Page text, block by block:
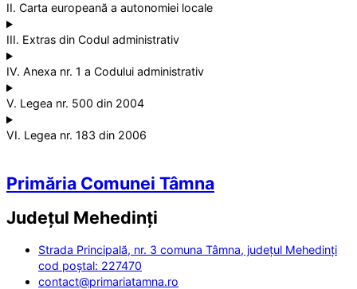
II. Carta europeană a autonomiei locale
III. Extras din Codul administrativ
IV. Anexa nr. 1 a Codului administrativ
V. Legea nr. 500 din 2004
VI. Legea nr. 183 din 2006
Primăria Comunei Tâmna
Județul Mehedinți
Strada Principală, nr. 3 comuna Tâmna, județul Mehedinți
cod poștal: 227470
contact@primariatamna.ro